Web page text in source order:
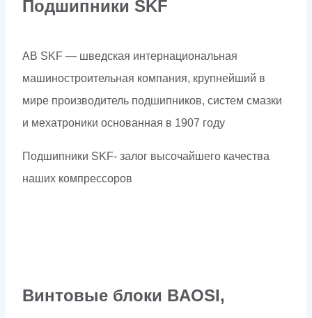
Подшипники SKF
AB SKF — шведская интернациональная
машиностроительная компания, крупнейший в
мире производитель подшипников, систем смазки
и мехатроники основанная в 1907 году
Подшипники SKF- залог высочайшего качества
наших компрессоров
Винтовые блоки BAOSI,